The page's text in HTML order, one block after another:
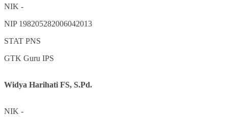
NIK -
NIP 198205282006042013
STAT PNS
GTK Guru IPS
Widya Harihati FS, S.Pd.
NIK -